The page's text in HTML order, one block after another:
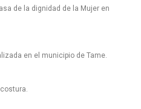
de la dignidad de la Mujer en
en el municipio de Tame.